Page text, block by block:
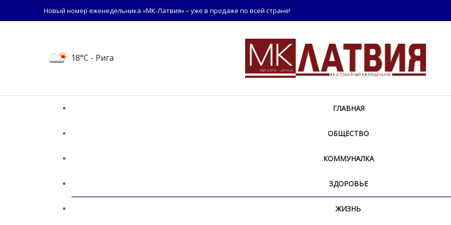
Новый номер еженедельника «МК-Латвия» – уже в продаже по всей стране!
18°C - Рига
ГЛАВНАЯ
ОБЩЕСТВО
КОММУНАЛКА
ЗДОРОВЬЕ
ЖИЗНЬ